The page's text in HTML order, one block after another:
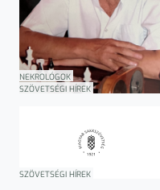
NEKROLÓGOK
SZÖVETSÉGI HÍREK
SZÖVETSÉGI HÍREK